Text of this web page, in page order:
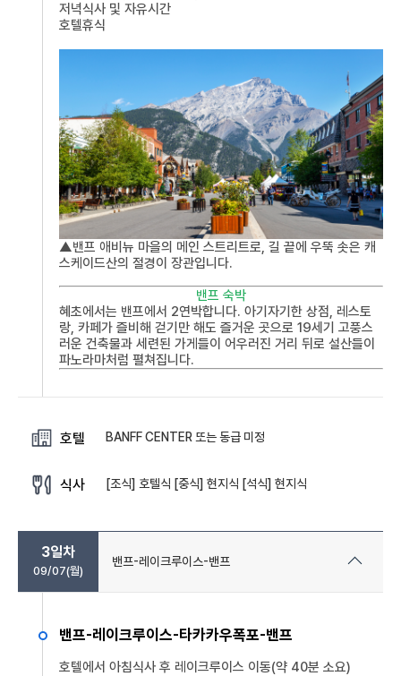
저녁식사 및 자유시간
호텔휴식
▲밴프 애비뉴 마을의 메인 스트리트로, 길 끝에 우뚝 솟은 캐
스케이드산의 절경이 장관입니다.
밴프 숙박
혜초에서는 밴프에서 2연박합니다. 아기자기한 상점, 레스토
랑, 카페가 즐비해 걷기만 해도 즐거운 곳으로 19세기 고풍스
러운 건축물과 세련된 가게들이 어우러진 거리 뒤로 설산들이
파노라마처럼 펼쳐집니다.
호텔 BANFF CENTER 또는 동급 미정
식사 [조식] 호텔식 [중식] 현지식 [석식] 현지식
3일차
09/07(월)
밴프-레이크루이스-밴프
밴프-레이크루이스-타카카우폭포-밴프
호텔에서 아침식사 후 레이크루이스 이동(약 40분 소요)